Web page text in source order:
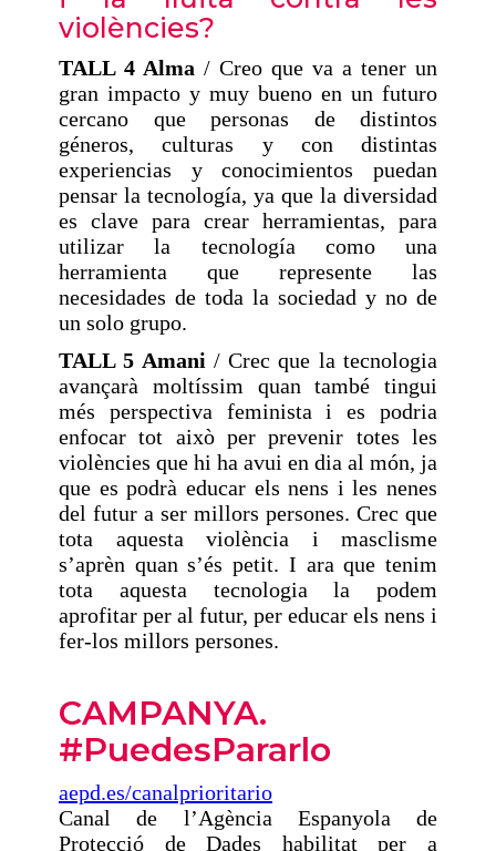
violències?
TALL 4 Alma / Creo que va a tener un
gran impacto y muy bueno en un futuro
cercano que personas de distintos
géneros, culturas y con distintas
experiencias y conocimientos puedan
pensar la tecnología, ya que la diversidad
es clave para crear herramientas, para
utilizar la tecnología como una
herramienta que represente las
necesidades de toda la sociedad y no de
un solo grupo.
TALL 5 Amani/ Crec que la tecnologia
avançarà moltíssim quan també tingui
més perspectiva feminista i es podria
enfocar tot això per prevenir totes les
violències que hi ha avui en dia al món, ja
que es podrà educar els nens i les nenes
del futur a ser millors persones. Crec que
tota aquesta violència i masclisme
s’aprèn quan s’és petit. I ara que tenim
tota aquesta tecnologia la podem
aprofitar per al futur, per educar els nens i
fer-los millors persones.
CAMPANYA.
#PuedesPararlo
aepd.es/canalprioritario
Canal de l’Agència Espanyola de
Protecció de Dades habilitat per a